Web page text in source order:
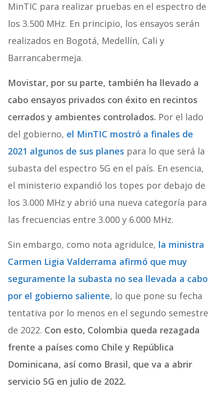
MinTIC para realizar pruebas en el espectro de
los 3.500 MHz. En principio, los ensayos serán
realizados en Bogotá, Medellín, Cali y
Barrancabermeja.
Movistar, por su parte, también ha llevado a
cabo ensayos privados con éxito en recintos
cerrados y ambientes controlados. Por el lado
del gobierno, el MinTIC mostró a finales de
2021 algunos de sus planes para lo que será la
subasta del espectro 5G en el país. En esencia,
el ministerio expandió los topes por debajo de
los 3.000 MHz y abrió una nueva categoría para
las frecuencias entre 3.000 y 6.000 MHz.
Sin embargo, como nota agridulce, la ministra
Carmen Ligia Valderrama afirmó que muy
seguramente la subasta no sea llevada a cabo
por el gobierno saliente, lo que pone su fecha
tentativa por lo menos en el segundo semestre
de 2022. Con esto, Colombia queda rezagada
frente a países como Chile y República
Dominicana, así como Brasil, que va a abrir
servicio 5G en julio de 2022.